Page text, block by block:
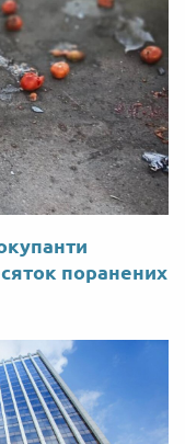
поранених